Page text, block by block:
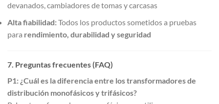
devanados, cambiadores de tomas y carcasas
Alta fiabilidad:Todos los productos sometidos a pruebas
para rendimiento, durabilidad y seguridad
7. Preguntas frecuentes (FAQ)
P1: ¿Cuál es la diferencia entre los transformadores de
distribución monofásicos y trifásicos?